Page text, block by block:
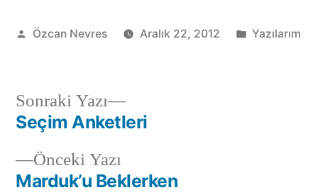
Gönderen:
Özcan Nevres Aralık 22, 2012 Kategori:
Yazılarım
Yazı
gezinmesi
Önceki YazıÖnceki
yazı:
Marduk’u Beklerken
Sonraki Yazı
Sonraki
yazı:
Seçim Anketleri